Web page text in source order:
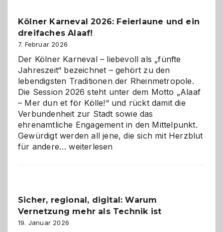
geworden
Kölner Karneval 2026: Feierlaune und ein
dreifaches Alaaf!
7. Februar 2026
Der Kölner Karneval – liebevoll als „fünfte
Jahreszeit“ bezeichnet – gehört zu den
lebendigsten Traditionen der Rheinmetropole.
Die Session 2026 steht unter dem Motto „Alaaf
– Mer dun et för Kölle!“ und rückt damit die
Verbundenheit zur Stadt sowie das
ehrenamtliche Engagement in den Mittelpunkt.
Gewürdigt werden all jene, die sich mit Herzblut
für andere…Kölner
ein
dreifaches
Alaaf!
weiterlesen
Sicher, regional, digital: Warum
Vernetzung mehr als Technik ist
19. Januar 2026